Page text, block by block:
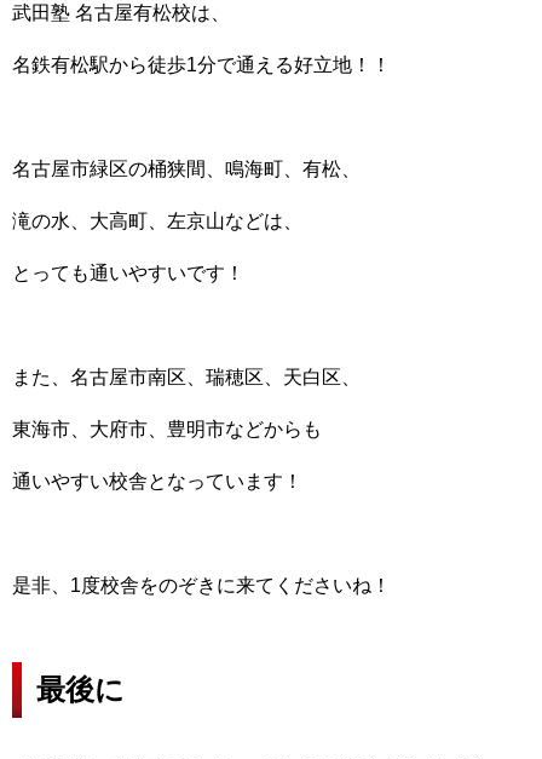
武田塾 名古屋有松校は、
名鉄有松駅から徒歩1分で通える好立地！！
名古屋市緑区の桶狭間、鳴海町、有松、
滝の水、大高町、左京山などは、
とっても通いやすいです！
また、名古屋市南区、瑞穂区、天白区、
東海市、大府市、豊明市などからも
通いやすい校舎となっています！
是非、1度校舎をのぞきに来てくださいね！
最後に